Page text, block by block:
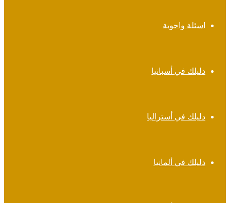
اسئلة واجوبة
دليلك في أسبانيا
دليلك في أستراليا
دليلك في ألمانيا